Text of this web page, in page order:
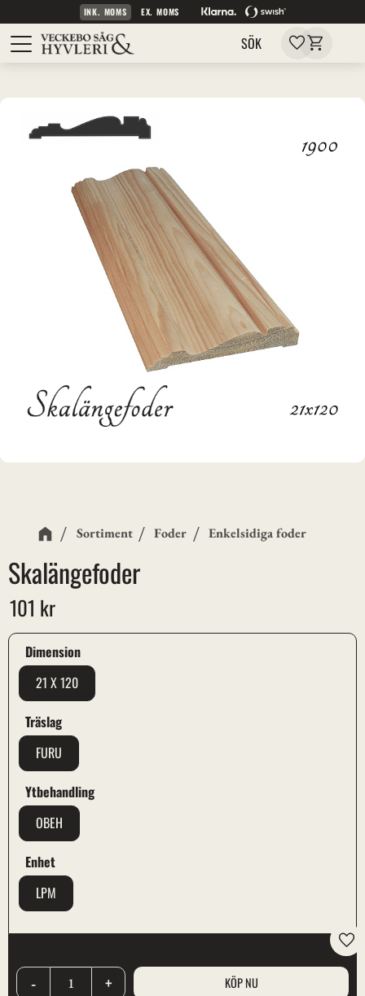
Meny
INK. MOMS EX. MOMS
SÖK Favoriter
Kundvagn
Sortiment Foder Enkelsidiga foder
Skalängefoder
101 kr
+
-
Dimension
21 X 120
Träslag
FURU
Ytbehandling
OBEH
Enhet
LPM